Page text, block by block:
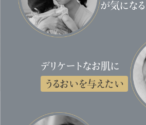
が気になる
デリケートなお肌に
うるおいを与えたい